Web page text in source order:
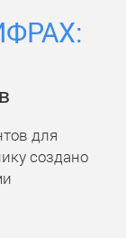
для
создано